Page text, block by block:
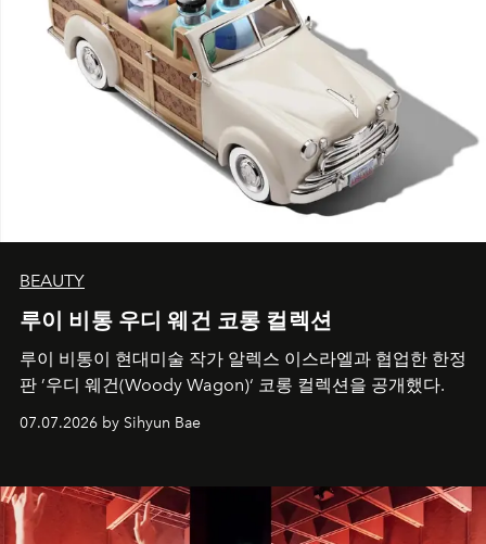
BEAUTY
루이 비통 우디 웨건 코롱 컬렉션
루이 비통이 현대미술 작가 알렉스 이스라엘과 협업한 한정
판 ’우디 웨건(Woody Wagon)‘ 코롱 컬렉션을 공개했다.
07.07.2026 by Sihyun Bae